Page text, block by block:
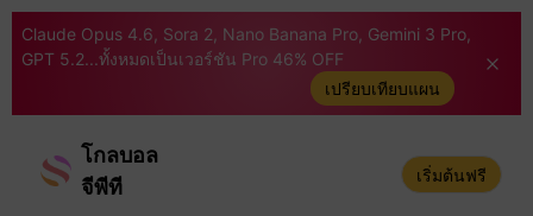
Claude Opus 4.6, Sora 2, Nano Banana Pro, Gemini 3 Pro,
GPT 5.2...ทั้งหมดเป็นเวอร์ชัน Pro 46% OFF
เปรียบเทียบแผน
โกลบอล
จีพีที
เริ่มต้นฟรี